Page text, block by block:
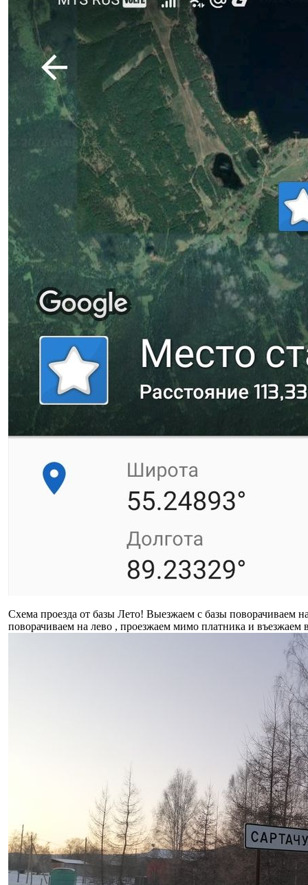
Схема проезда от базы Лето! Выезжаем с базы поворачиваем
поворачиваем на лево , проезжаем мимо платника и въезжаем